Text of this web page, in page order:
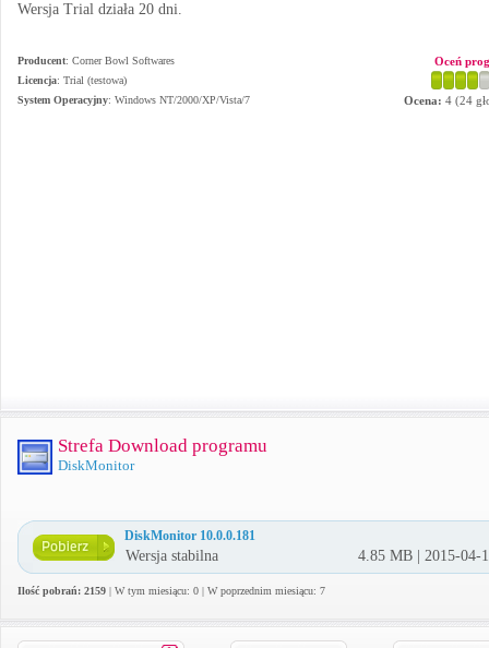
Wersja Trial działa 20 dni.
Producent: Corner Bowl Softwares
Licencja: Trial (testowa)
System Operacyjny: Windows NT/2000/XP/Vista/7
Oceń
Ocena: 4 (24
Strefa Download programu
DiskMonitor
DiskMonitor 10.0.0.181
Wersja stabilna 4.85 MB | 2015-04-
Ilość pobrań: 2159 | W tym miesiącu: 0 | W poprzednim miesiącu: 7